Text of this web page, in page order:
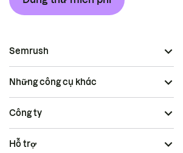
Semrush
Những công cụ khác
Công ty
Hỗ trợ